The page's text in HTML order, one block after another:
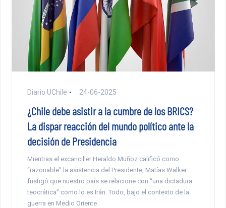
Diario UChile 24-06-2025
¿Chile debe asistir a la cumbre de los BRICS?
La dispar reacción del mundo político ante la
decisión de Presidencia
Mientras el excanciller Heraldo Muñoz calificó como
“razonable” la asistencia del Presidente, Matías Walker
fustigó que nuestro país se relacione con “una dictadura
teocrática” como lo es Irán. Todo, bajo el contexto de la
guerra en Medio Oriente.